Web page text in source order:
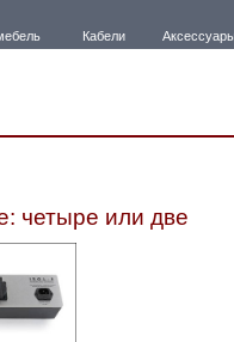
Кабели Аксессуары
четыре или две